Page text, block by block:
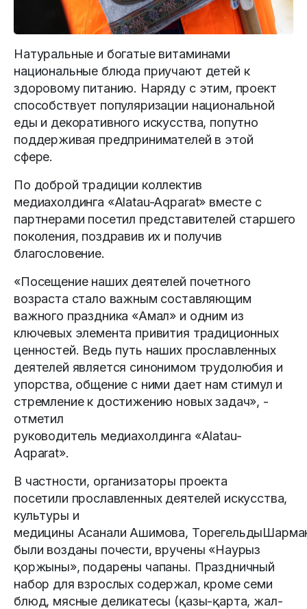
Натуральные и богатые витаминами
национальные блюда приучают детей к
здоровому питанию. Наряду с этим, проект
способствует популяризации национальной
еды и декоративного искусства, попутно
поддерживая предпринимателей в этой
сфере.
По доброй традиции коллектив
медиахолдинга «Alatau-Aqparat» вместе с
партнерами посетил представителей старшего
поколения, поздравив их и получив
благословение.
«Посещение наших деятелей почетного
возраста стало важным составляющим
важного праздника «Амал» и одним из
ключевых элемента привития традиционных
ценностей. Ведь путь наших прославленных
деятелей является синонимом трудолюбия и
упорства, общение с ними дает нам стимул и
стремление к достижению новых задач», -
отметил
руководитель медиахолдинга «Alatau-
Aqparat».
В частности, организаторы проекта
посетили прославленных деятелей искусства,
культуры и
медицины Асанали Ашимова,
были возданы почести, вручены «Наурыз
қоржыны», подарены чапаны. Праздничный
набор для взрослых содержал, кроме семи
блюд, мясные деликатесы (қазы-қарта, жал-